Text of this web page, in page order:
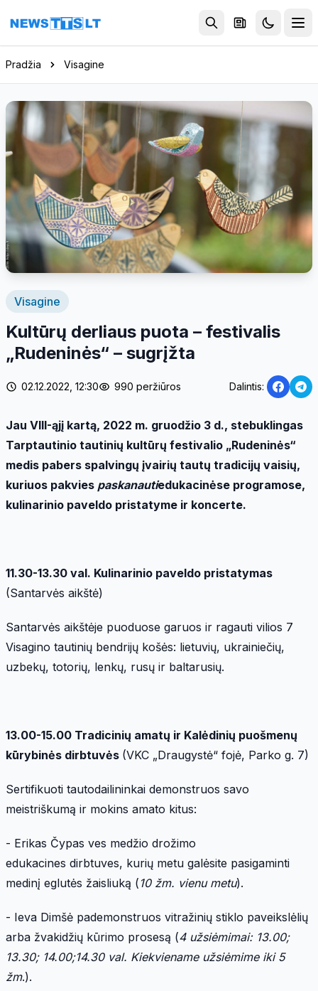
Eiti į turinį
Pradžia Visagine
Visagine
Kultūrų derliaus puota – festivalis
„Rudeninės“ – sugrįžta
02.12.2022, 12:30 990 peržiūros Dalintis:
Jau VIII-ąjį kartą, 2022 m. gruodžio 3 d., stebuklingas
Tarptautinio tautinių kultūrų festivalio „Rudeninės“
medis pabers spalvingų įvairių tautų tradicijų vaisių,
kuriuos pakvies paskanautiedukacinėse programose,
kulinarinio paveldo pristatyme ir koncerte.
11.30-13.30 val. Kulinarinio paveldo pristatymas
(Santarvės aikštė)
Santarvės aikštėje puoduose garuos ir ragauti vilios 7
Visagino tautinių bendrijų košės: lietuvių, ukrainiečių,
uzbekų, totorių, lenkų, rusų ir baltarusių.
13.00-15.00 Tradicinių amatų ir Kalėdinių puošmenų
kūrybinės dirbtuvės (VKC „Draugystė“ fojė, Parko g. 7)
Sertifikuoti tautodailininkai demonstruos savo
meistriškumą ir mokins amato kitus:
- Erikas Čypas ves medžio drožimo
edukacines dirbtuves, kurių metu galėsite pasigaminti
medinį eglutės žaisliuką ( 10 žm. vienu metu).
- Ieva Dimšė pademonstruos vitražinių stiklo paveikslėlių
arba žvakidžių kūrimo prosesą (4 užsiėmimai: 13.00;
13.30; 14.00;14.30 val. Kiekviename užsiėmime iki 5
žm.).